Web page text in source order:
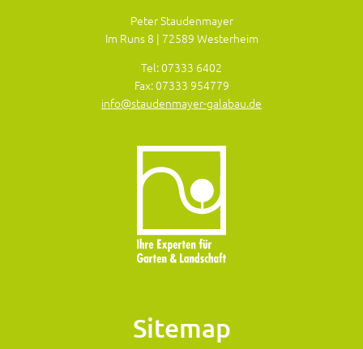
Sitemap
Peter Staudenmayer
Im Runs 8 | 72589 Westerheim
Tel: 07333 6402
Fax: 07333 954779
info@staudenmayer-galabau.de